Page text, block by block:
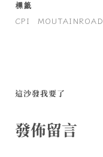
標籤
CPI
MOUTAINROAD
這沙發我要了
發佈留言